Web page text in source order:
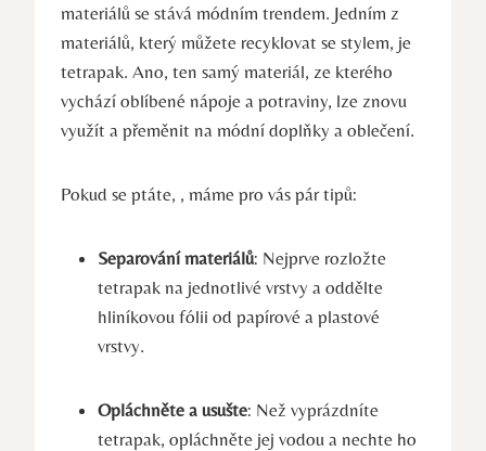
materiálů se stává módním trendem. Jedním z
materiálů, který můžete recyklovat se stylem, je
tetrapak. Ano, ten samý materiál, ze kterého
vychází oblíbené nápoje a potraviny, lze znovu
využít a přeměnit na módní doplňky a oblečení.
Pokud se ptáte, , máme pro vás pár tipů:
Separování materiálů: Nejprve rozložte
tetrapak na jednotlivé vrstvy a oddělte
hliníkovou fólii od papírové a plastové
vrstvy.
Opláchněte a usušte: Než vyprázdníte
tetrapak, opláchněte jej vodou a nechte ho